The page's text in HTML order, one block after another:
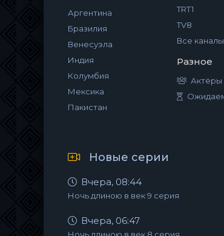
Аргентина
Бразилия
Венесуэла
Индия
Колумбия
Мексика
Пакистан
TRT1
TV8
Все каналы
Разное
Актёры
Новые серии
Вчера, 08:44
Ночь длиною в век 9 серия
Вчера, 06:47